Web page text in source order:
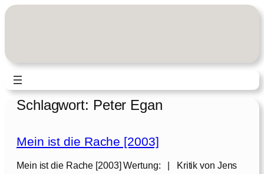
Zum
Schlagwort: Peter Egan
Mein ist die Rache [2003]
Mein ist die Rache [2003] Wertung: | Kritik von Jens